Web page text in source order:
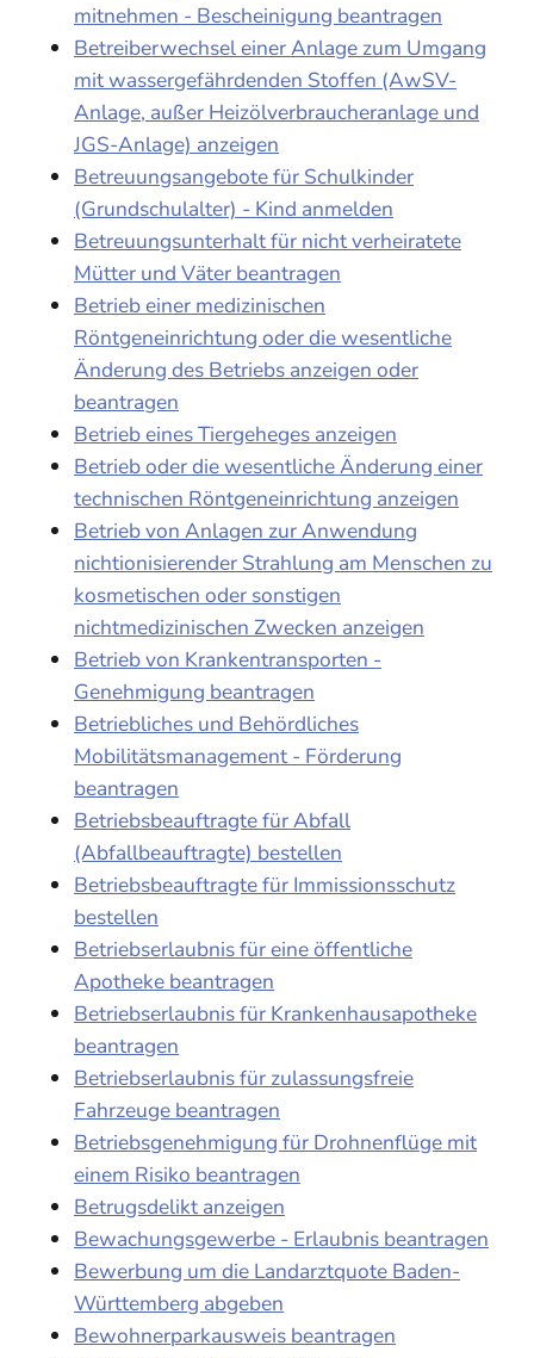
mitnehmen - Bescheinigung beantragen
Betreiberwechsel einer Anlage zum Umgang
mit wassergefährdenden Stoffen (AwSV-
Anlage, außer Heizölverbraucheranlage und
JGS-Anlage) anzeigen
Betreuungsangebote für Schulkinder
(Grundschulalter) - Kind anmelden
Betreuungsunterhalt für nicht verheiratete
Mütter und Väter beantragen
Betrieb einer medizinischen
Röntgeneinrichtung oder die wesentliche
Änderung des Betriebs anzeigen oder
beantragen
Betrieb eines Tiergeheges anzeigen
Betrieb oder die wesentliche Änderung einer
technischen Röntgeneinrichtung anzeigen
Betrieb von Anlagen zur Anwendung
nichtionisierender Strahlung am Menschen zu
kosmetischen oder sonstigen
nichtmedizinischen Zwecken anzeigen
Betrieb von Krankentransporten -
Genehmigung beantragen
Betriebliches und Behördliches
Mobilitätsmanagement - Förderung
beantragen
Betriebsbeauftragte für Abfall
(Abfallbeauftragte) bestellen
Betriebsbeauftragte für Immissionsschutz
bestellen
Betriebserlaubnis für eine öffentliche
Apotheke beantragen
Betriebserlaubnis für Krankenhausapotheke
beantragen
Betriebserlaubnis für zulassungsfreie
Fahrzeuge beantragen
Betriebsgenehmigung für Drohnenflüge mit
einem Risiko beantragen
Betrugsdelikt anzeigen
Bewachungsgewerbe - Erlaubnis beantragen
Bewerbung um die Landarztquote Baden-
Württemberg abgeben
Bewohnerparkausweis beantragen